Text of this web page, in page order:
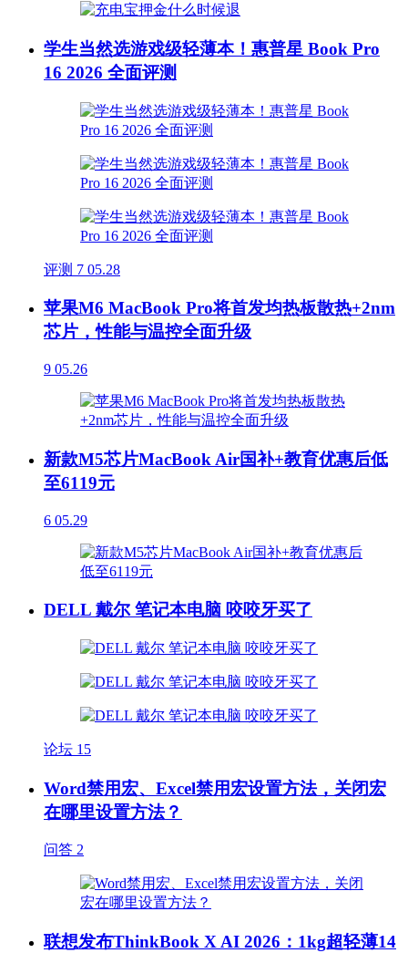
学生当然选游戏级轻薄本！惠普星 Book Pro
16 2026 全面评测
评测 7 05.28
苹果M6 MacBook Pro将首发均热板散热+2nm
芯片，性能与温控全面升级
9 05.26
新款M5芯片MacBook Air国补+教育优惠后低
至6119元
6 05.29
DELL 戴尔 笔记本电脑 咬咬牙买了
论坛 15
Word禁用宏、Excel禁用宏设置方法，关闭宏
在哪里设置方法？
问答 2
联想发布ThinkBook X AI 2026：1kg超轻薄14